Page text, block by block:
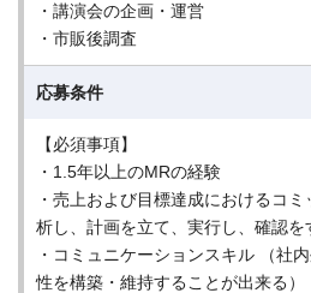
・講演会の企画・運営
・市販後調査
応募条件
【必須事項】
・1.5年以上のMRの経験
・売上および目標達成におけるコ
析し、計画を立て、実行し、確認を
・コミュニケーションスキル （社
性を構築・維持することが出来る）